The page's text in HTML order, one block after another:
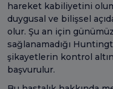
hareket kabiliyetini
duygusal ve bilişsel
olur. Şu an için
sağlanamadığı
şikayetlerin kontrol
başvurulur.